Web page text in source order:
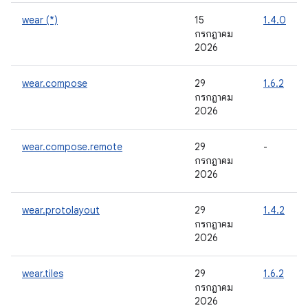
wear (*)
15
กรกฎาคม
2026
1.4.0
wear.compose
29
กรกฎาคม
2026
1.6.2
wear.compose.remote
29
กรกฎาคม
2026
-
wear.protolayout
29
กรกฎาคม
2026
1.4.2
wear.tiles
29
กรกฎาคม
2026
1.6.2